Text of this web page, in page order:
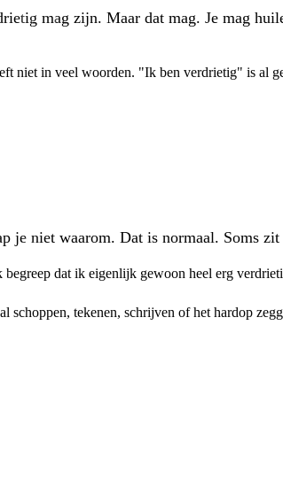
mag zijn. Maar dat mag. Je mag
niet in veel woorden. "Ik ben verdrietig" is al
je niet waarom. Dat is normaal. Soms
dat ik eigenlijk gewoon heel erg
tekenen, schrijven of het hardop